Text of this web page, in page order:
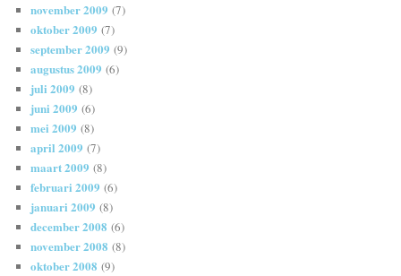
november 2009 (7)
oktober 2009 (7)
september 2009 (9)
augustus 2009 (6)
juli 2009 (8)
juni 2009 (6)
mei 2009 (8)
april 2009 (7)
maart 2009 (8)
februari 2009 (6)
januari 2009 (8)
december 2008 (6)
november 2008 (8)
oktober 2008 (9)